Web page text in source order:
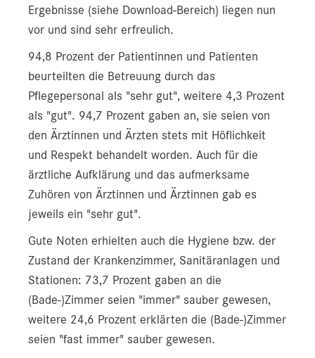
Ergebnisse (siehe Download-Bereich) liegen nun
vor und sind sehr erfreulich.
94,8 Prozent der Patientinnen und Patienten
beurteilten die Betreuung durch das
Pflegepersonal als "sehr gut", weitere 4,3 Prozent
als "gut". 94,7 Prozent gaben an, sie seien von
den Ärztinnen und Ärzten stets mit Höflichkeit
und Respekt behandelt worden. Auch für die
ärztliche Aufklärung und das aufmerksame
Zuhören von Ärztinnen und Ärztinnen gab es
jeweils ein "sehr gut".
Gute Noten erhielten auch die Hygiene bzw. der
Zustand der Krankenzimmer, Sanitäranlagen und
Stationen: 73,7 Prozent gaben an die
(Bade-)Zimmer seien "immer" sauber gewesen,
weitere 24,6 Prozent erklärten die (Bade-)Zimmer
seien "fast immer" sauber gewesen.